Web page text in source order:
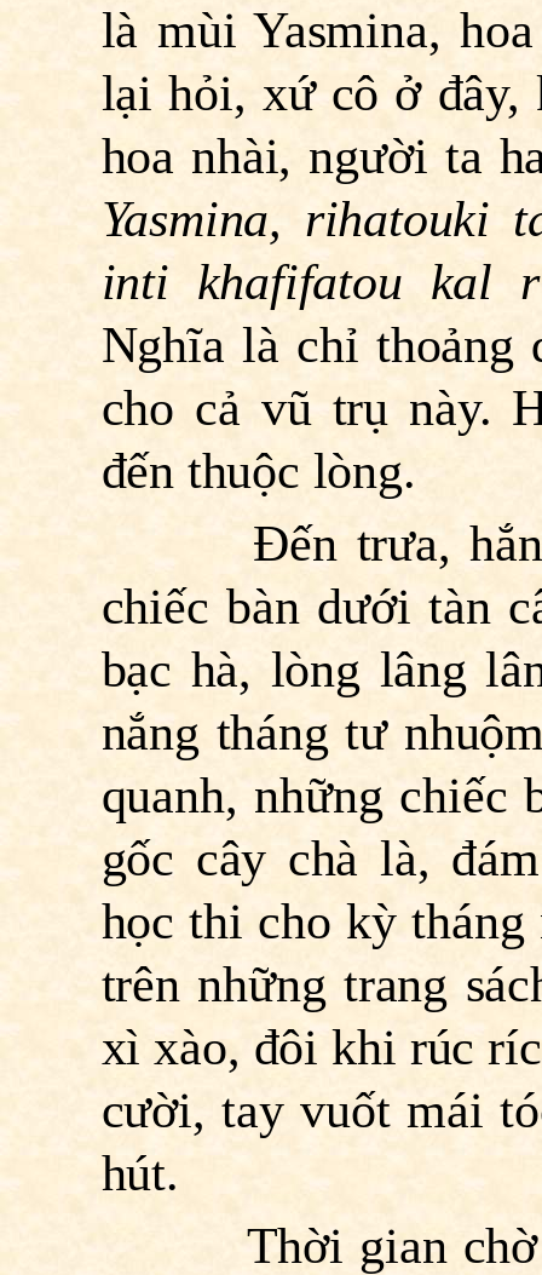
là mùi Yasmina,
lại hỏi, xứ cô ở đây,
hoa nhài, người ta
Yasmina, rihatouki
inti khafifatou kal
Nghĩa là chỉ thoảng
cho cả vũ trụ này.
đến thuộc lòng.
Ðến trưa, hắn
chiếc bàn dưới tàn
bạc hà, lòng lâng
nắng tháng tư
quanh, những chiếc
gốc cây chà là,
học thi cho kỳ
trên những trang
xì xào, đôi khi rúc
cười, tay vuốt mái
hút.
Thời gian chờ